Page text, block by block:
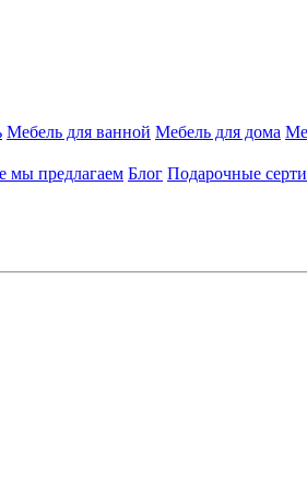
Мебель для ванной Мебель для дома
мы предлагаем Блог Подарочные